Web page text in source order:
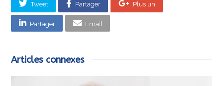
Tweet Partager Plus un
Partager Email
Articles connexes